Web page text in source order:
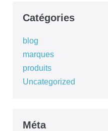
Catégories
blog
marques
produits
Uncategorized
Méta